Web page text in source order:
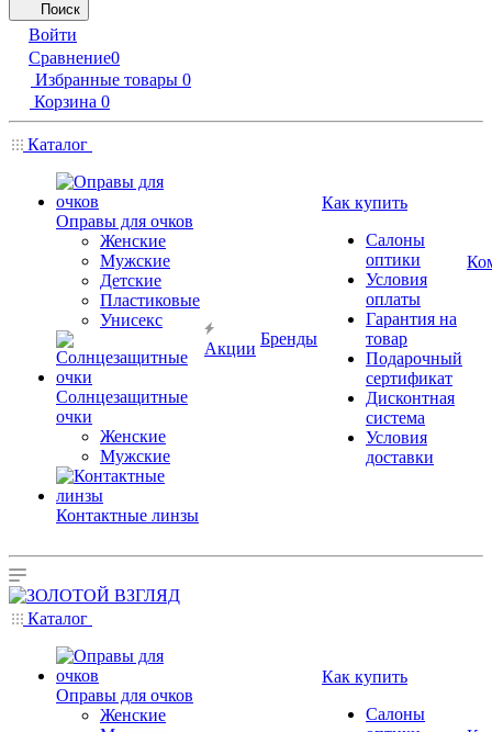
Поиск
Войти
Сравнение0
Избранные товары 0
Корзина 0
Каталог
Оправы для очков
Женские
Мужские
Детские
Пластиковые
Унисекс
Солнцезащитные
очки
Женские
Мужские
Контактные линзы
Акции
Бренды
Как купить
Салоны
оптики
Условия
оплаты
Гарантия на
товар
Подарочный
сертификат
Дисконтная
система
Условия
доставки
Каталог
Оправы для очков
Женские
Как купить
Салоны